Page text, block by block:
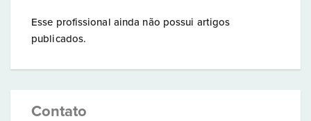
Esse profissional ainda não possui artigos
publicados.
Contato